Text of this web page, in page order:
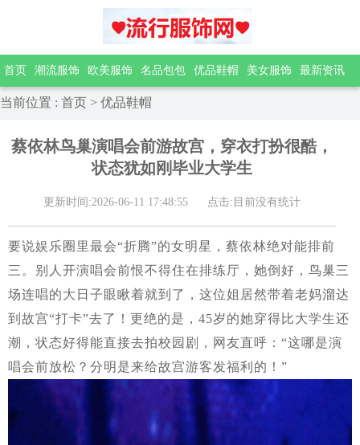
首页 潮流服饰 欧美服饰 名品包包 优品鞋帽 美女服饰 最新资讯
当前位置 : 首页 > 优品鞋帽
蔡依林鸟巢演唱会前游故宫，穿衣打扮很酷，
状态犹如刚毕业大学生
更新时间:2026-06-11 17:48:55 点击:目前没有统计
要说娱乐圈里最会“折腾”的女明星，蔡依林绝对能排前
三。别人开演唱会前恨不得住在排练厅，她倒好，鸟巢三
场连唱的大日子眼瞅着就到了，这位姐居然带着老妈溜达
到故宫“打卡”去了！更绝的是，45岁的她穿得比大学生还
潮，状态好得能直接去拍校园剧，网友直呼：“这哪是演
唱会前放松？分明是来给故宫游客发福利的！”